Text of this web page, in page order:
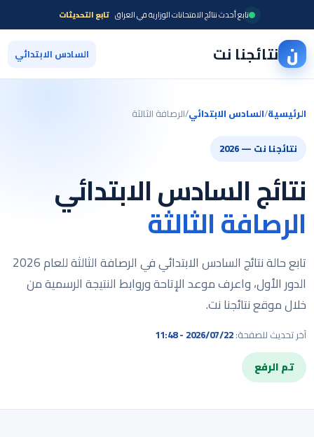
تابع أحدث نتائج الامتحانات الوزارية في العراق تابع التحديثات
ن نتائجنا نت السادس الابتدائي
الرئيسية/السادس الابتدائي/الرصافة الثالثة
نتائجنا نت — 2026
نتائج السادس الابتدائي
الرصافة الثالثة
تابع حالة نتائج السادس الابتدائي في الرصافة الثالثة للعام 2026
الدور الأول، واعرف موعد الإتاحة وروابط النتيجة الرسمية من
خلال موقع نتائجنا نت.
آخر تحديث للصفحة:2026/07/22 - 11:48
تم الرفع